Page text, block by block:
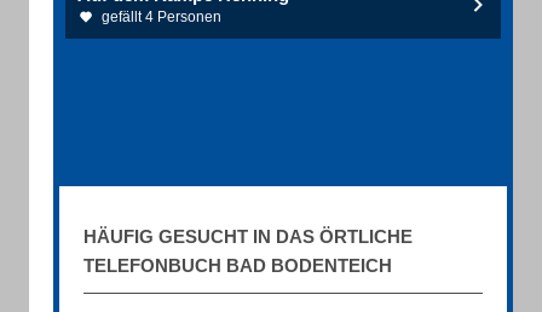
gefällt 4 Personen
HÄUFIG GESUCHT IN DAS ÖRTLICHE
TELEFONBUCH BAD BODENTEICH